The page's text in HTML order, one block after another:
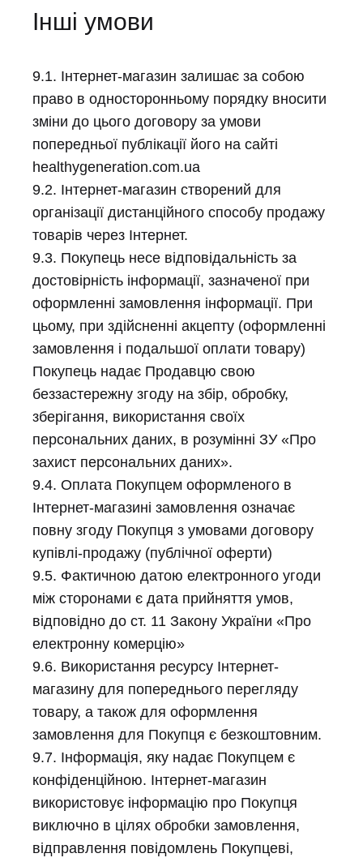
Інші умови
9.1. Інтернет-магазин залишає за собою
право в односторонньому порядку вносити
зміни до цього договору за умови
попередньої публікації його на сайті
healthygeneration.com.ua
9.2. Інтернет-магазин створений для
організації дистанційного способу продажу
товарів через Інтернет.
9.3. Покупець несе відповідальність за
достовірність інформації, зазначеної при
оформленні замовлення інформації. При
цьому, при здійсненні акцепту (оформленні
замовлення і подальшої оплати товару)
Покупець надає Продавцю свою
беззастережну згоду на збір, обробку,
зберігання, використання своїх
персональних даних, в розумінні ЗУ «Про
захист персональних даних».
9.4. Оплата Покупцем оформленого в
Інтернет-магазині замовлення означає
повну згоду Покупця з умовами договору
купівлі-продажу (публічної оферти)
9.5. Фактичною датою електронного угоди
між сторонами є дата прийняття умов,
відповідно до ст. 11 Закону України «Про
електронну комерцію»
9.6. Використання ресурсу Інтернет-
магазину для попереднього перегляду
товару, а також для оформлення
замовлення для Покупця є безкоштовним.
9.7. Інформація, яку надає Покупцем є
конфіденційною. Інтернет-магазин
використовує інформацію про Покупця
виключно в цілях обробки замовлення,
відправлення повідомлень Покупцеві,